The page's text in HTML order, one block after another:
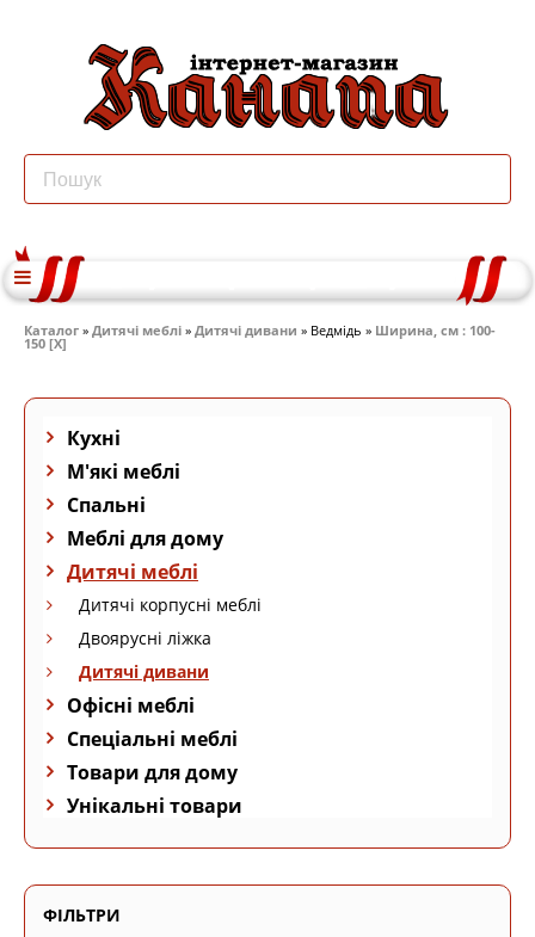
Каталог » Дитячі меблі » Дитячі дивани » Ведмідь » Ширина, см : 100-
150 [X]
Кухні
М'які меблі
Спальні
Меблі для дому
Дитячі меблі
Дитячі корпусні меблі
Двоярусні ліжка
Дитячі дивани
Офісні меблі
Спеціальні меблі
Товари для дому
Унікальні товари
ФІЛЬТРИ